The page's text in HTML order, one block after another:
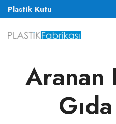
Plastik Kutu
Aranan